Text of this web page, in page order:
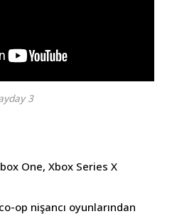
3
One, Xbox Series X
op nişancı oyunlarından